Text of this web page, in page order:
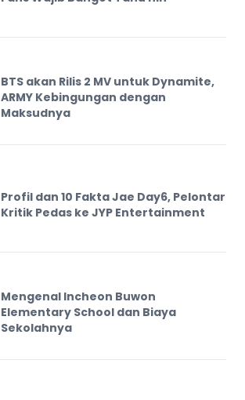
BTS akan Rilis 2 MV untuk Dynamite,
ARMY Kebingungan dengan
Maksudnya
Profil dan 10 Fakta Jae Day6, Pelontar
Kritik Pedas ke JYP Entertainment
Mengenal Incheon Buwon
Elementary School dan Biaya
Sekolahnya